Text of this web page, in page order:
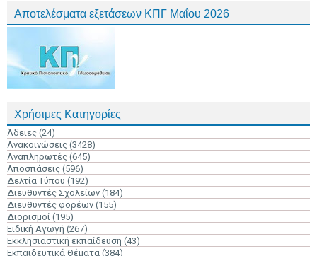
Αποτελέσματα εξετάσεων ΚΠΓ Μαΐου 2026
Χρήσιμες Κατηγορίες
Άδειες (24)
Ανακοινώσεις (3428)
Αναπληρωτές (645)
Αποσπάσεις (596)
Δελτία Τύπου (192)
Διευθυντές Σχολείων (184)
Διευθυντές φορέων (155)
Διορισμοί (195)
Ειδική Αγωγή (267)
Εκκλησιαστική εκπαίδευση (43)
Εκπαιδευτικά Θέματα (384)